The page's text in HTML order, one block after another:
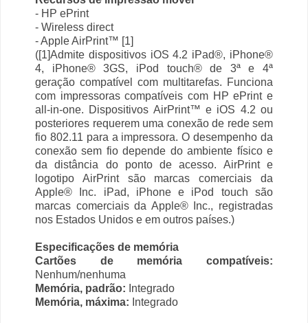
- HP ePrint
- Wireless direct
- Apple AirPrint™ [1]
([1]Admite dispositivos iOS 4.2 iPad®, iPhone®
4, iPhone® 3GS, iPod touch® de 3ª e 4ª
geração compatível com multitarefas. Funciona
com impressoras compatíveis com HP ePrint e
all-in-one. Dispositivos AirPrint™ e iOS 4.2 ou
posteriores requerem uma conexão de rede sem
fio 802.11 para a impressora. O desempenho da
conexão sem fio depende do ambiente físico e
da distância do ponto de acesso. AirPrint e
logotipo AirPrint são marcas comerciais da
Apple® Inc. iPad, iPhone e iPod touch são
marcas comerciais da Apple® Inc., registradas
nos Estados Unidos e em outros países.)
Especificações de memória
Cartões de memória compatíveis:
Nenhum/nenhuma
Memória, padrão: Integrado
Memória, máxima: Integrado